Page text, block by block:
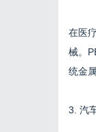
在医
械。
统金
3. 汽